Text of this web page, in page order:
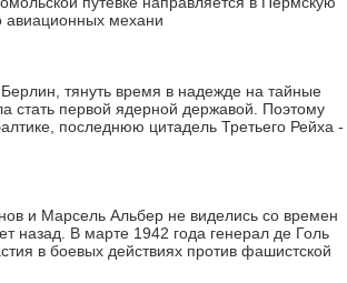
авиационных механи
тянуть время в надежде на тайные
стать первой ядерной державой. Поэтому
последнюю цитадель Третьего Рейха -
и Марсель Альбер не виделись со времен
назад. В марте 1942 года генерал де Голь
в боевых действиях против фашистской